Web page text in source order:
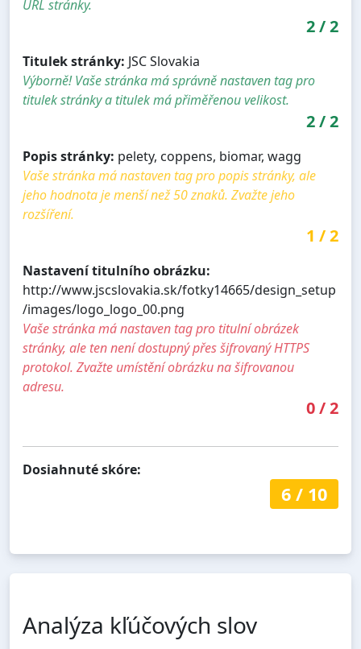
URL stránky.
2/2
Titulek stránky: JSC Slovakia
Výborně! Vaše stránka má správně nastaven tag pro
titulek stránky a titulek má přiměřenou velikost.
2/2
Popis stránky: pelety, coppens, biomar, wagg
Vaše stránka má nastaven tag pro popis stránky, ale
jeho hodnota je menší než 50 znaků. Zvažte jeho
rozšíření.
1 /2
Nastavení titulního obrázku:
http://www.jscslovakia.sk/fotky14665/design_setup
/images/logo_logo_00.png
Vaše stránka má nastaven tag pro titulní obrázek
stránky, ale ten není dostupný přes šifrovaný HTTPS
protokol. Zvažte umístění obrázku na šifrovanou
adresu.
0/2
Dosiahnuté skóre:
6/ 10
Analýza kľúčových slov